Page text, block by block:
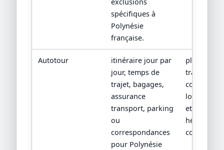
exclusions
spécifiques à
Polynésie
française.
Autotour
itinéraire jour par
jour, temps de
trajet, bagages,
assurance
transport, parking
ou
correspondances
pour Polynésie
plan de
transport,
conditions
location/
et
confirmés.